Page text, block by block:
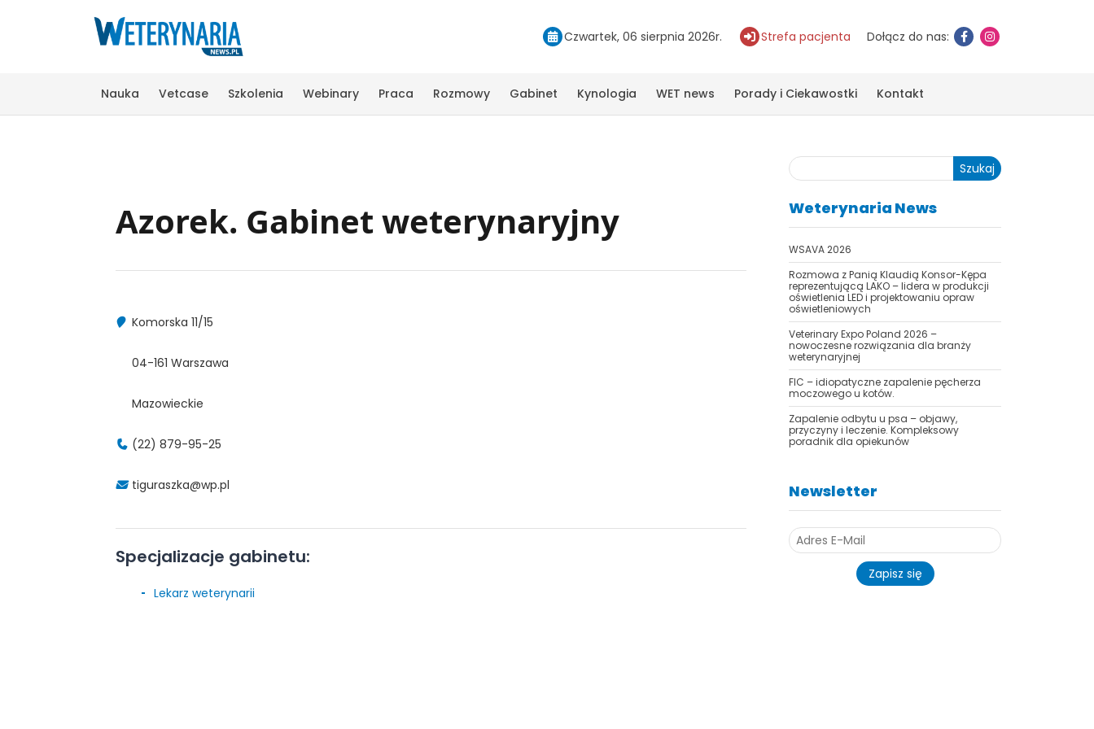
Czwartek, 06 sierpnia 2026r. Strefa pacjenta Dołącz do nas:
Nauka Vetcase Szkolenia Webinary Praca Rozmowy Gabinet Kynologia WET news Porady i Ciekawostki Kontakt
Azorek. Gabinet weterynaryjny
Komorska 11/15
04-161 Warszawa
Mazowieckie
(22) 879-95-25
tiguraszka@wp.pl
Specjalizacje gabinetu:
Lekarz weterynarii
Szukaj
Weterynaria News
WSAVA 2026
Rozmowa z Panią Klaudią Konsor-Kępa
reprezentującą LAKO – lidera w produkcji
oświetlenia LED i projektowaniu opraw
oświetleniowych
Veterinary Expo Poland 2026 –
nowoczesne rozwiązania dla branży
weterynaryjnej
FIC – idiopatyczne zapalenie pęcherza
moczowego u kotów.
Zapalenie odbytu u psa – objawy,
przyczyny i leczenie. Kompleksowy
poradnik dla opiekunów
Newsletter
Zapisz się